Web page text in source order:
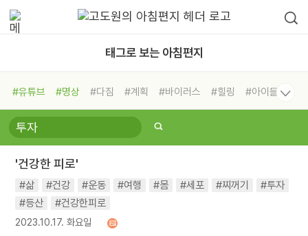
태그로 보는 아침편지
#유튜브 #명상 #다짐 #계획 #바이러스 #힐링
#아이들
#비전캠프
#독서캠프 #삶
#희망
#나눔 #친구 #링컨학교
#독서
#건강
'건강한 피로'
#삶 #건강 #운동 #여행 #몸 #세포 #찌꺼기
#투자
#등산
#건강한피로
2023.10.17. 화요일